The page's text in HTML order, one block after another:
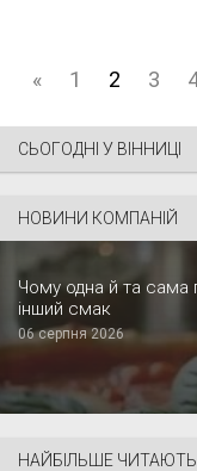
« 1 2 3
СЬОГОДНІ У ВІННИЦІ
НОВИНИ КОМПАНІЙ
Чому одна й та сама
інший смак
06 серпня 2026
НАЙБІЛЬШЕ